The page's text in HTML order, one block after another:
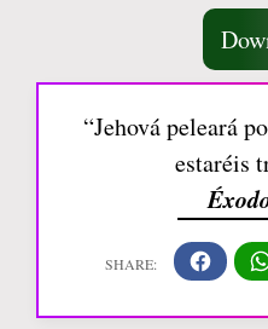
“Jehová peleará
estaréis